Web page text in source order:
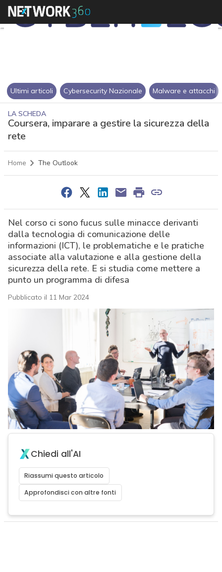
Ultimi articoli Cybersecurity Nazionale Malware e attacchi
LA SCHEDA
Coursera, imparare a gestire la sicurezza della
rete
Home The Outlook
Nel corso ci sono fucus sulle minacce derivanti
dalla tecnologia di comunicazione delle
informazioni (ICT), le problematiche e le pratiche
associate alla valutazione e alla gestione della
sicurezza della rete. E si studia come mettere a
punto un programma di difesa
Pubblicato il 11 Mar 2024
Chiedi all'AI
Riassumi questo articolo
Approfondisci con altre fonti